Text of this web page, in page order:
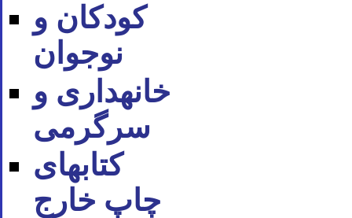
کودکان و
نوجوان
خانه‪داری و
سرگرمی
کتاب‪های
چاپ خارج